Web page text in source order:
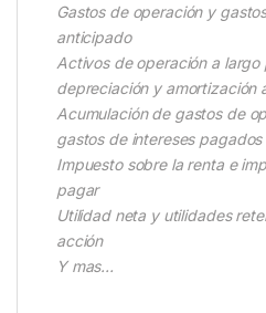
Gastos de operación y
anticipado
Activos de operación a largo
depreciación y amortización
Acumulación de gastos de
gastos de intereses pagados
Impuesto sobre la renta e
pagar
Utilidad neta y utilidades
acción
Y mas…